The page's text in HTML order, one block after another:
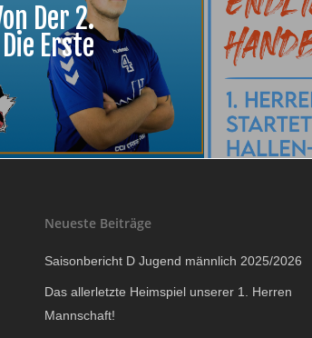
Der 2.
Erste
Neueste Beiträge
Saisonbericht D Jugend männlich 2025/2026
Das allerletzte Heimspiel unserer 1. Herren
Mannschaft!